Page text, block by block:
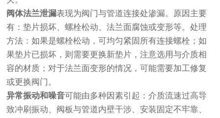
阀体法兰泄漏表现为阀门与管道连接处渗漏。原因主要
有：垫片损坏、螺栓松动、法兰面腐蚀或变形等。处理
方法：如果是螺栓松动，可均匀紧固所有连接螺栓；如
果垫片已损坏，则需要更换新垫片，注意选用与介质相
容的材质；对于法兰面变形的情况，可能需要加工修复
或更换阀门。
异常振动和噪音可能由多种因素引起：介质流速过高导
致冲刷振动、阀板与管道内壁干涉、安装固定不牢靠、